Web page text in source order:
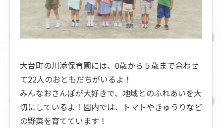
大台町の川添保育園には、0歳から５歳まで合わせ
て22人のおともだちがいるよ！
みんなおさんぽが大好きで、地域とのふれあいを大
切にしているよ！園内では、トマトやきゅうりなど
の野菜を育てています！